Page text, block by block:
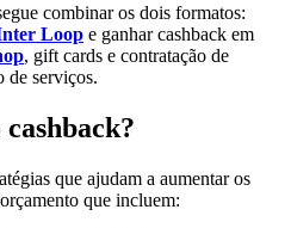
combinar os dois formatos:
Loop e ganhar cashback em
, gift cards e contratação de
de serviços.
que ajudam a aumentar os
que incluem: